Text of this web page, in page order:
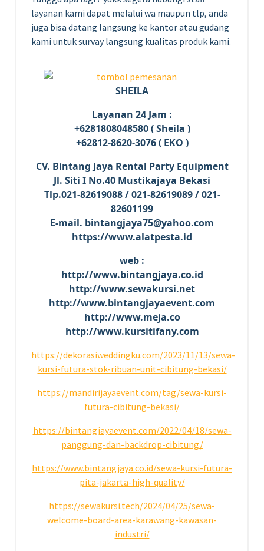
layanan kami dapat melalui wa maupun tlp, anda
juga bisa datang langsung ke kantor atau gudang
kami untuk survay langsung kualitas produk kami.
SHEILA
Layanan 24 Jam :
+6281808048580 ( Sheila )
+62812-8620-3076 ( EKO )
CV. Bintang Jaya Rental Party Equipment
Jl. Siti I No.40 Mustikajaya Bekasi
Tlp.021-82619088 / 021-82619089 / 021-
82601199
E-mail. bintangjaya75@yahoo.com
https://www.alatpesta.id
web :
http://www.bintangjaya.co.id
http://www.sewakursi.net
http://www.bintangjayaevent.com
http://www.meja.co
http://www.kursitifany.com
https://dekorasiweddingku.com/2023/11/13/sewa-
kursi-futura-stok-ribuan-unit-cibitung-bekasi/
https://mandirijayaevent.com/tag/sewa-kursi-
futura-cibitung-bekasi/
https://bintangjayaevent.com/2022/04/18/sewa-
panggung-dan-backdrop-cibitung/
https://www.bintangjaya.co.id/sewa-kursi-futura-
pita-jakarta-high-quality/
https://sewakursi.tech/2024/04/25/sewa-
welcome-board-area-karawang-kawasan-
industri/